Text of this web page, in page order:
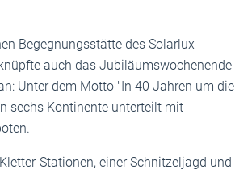
Begegnungsstätte des Solarlux-
auch das Jubiläumswochenende
Unter dem Motto "In 40 Jahren um die
sechs Kontinente unterteilt mit
Stationen, einer Schnitzeljagd und